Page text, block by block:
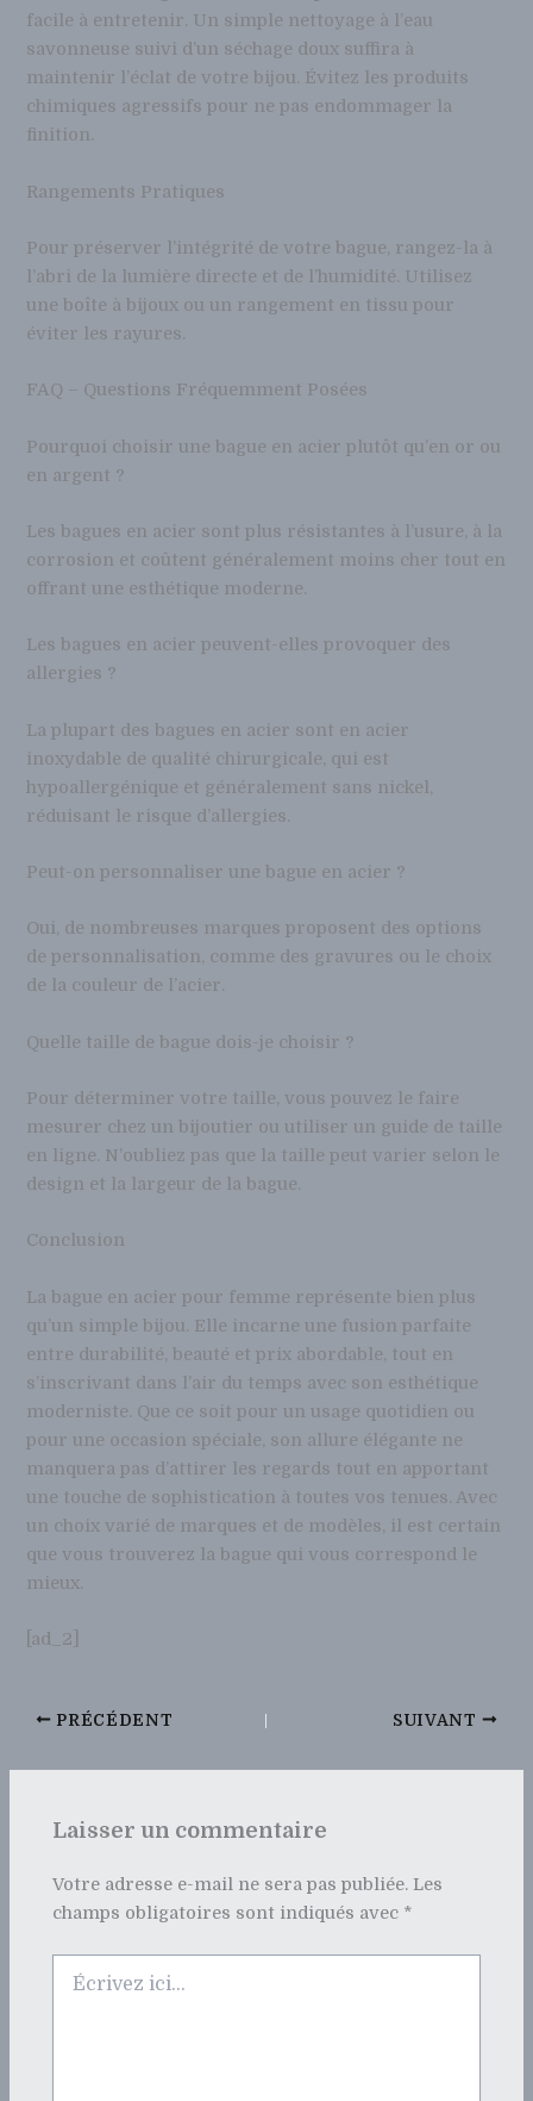
facile à entretenir. Un simple nettoyage à l’eau
savonneuse suivi d’un séchage doux suffira à
maintenir l’éclat de votre bijou. Évitez les produits
chimiques agressifs pour ne pas endommager la
finition.
Rangements Pratiques
Pour préserver l’intégrité de votre bague, rangez-la à
l’abri de la lumière directe et de l’humidité. Utilisez
une boîte à bijoux ou un rangement en tissu pour
éviter les rayures.
FAQ – Questions Fréquemment Posées
Pourquoi choisir une bague en acier plutôt qu’en or ou
en argent ?
Les bagues en acier sont plus résistantes à l’usure, à la
corrosion et coûtent généralement moins cher tout en
offrant une esthétique moderne.
Les bagues en acier peuvent-elles provoquer des
allergies ?
La plupart des bagues en acier sont en acier
inoxydable de qualité chirurgicale, qui est
hypoallergénique et généralement sans nickel,
réduisant le risque d’allergies.
Peut-on personnaliser une bague en acier ?
Oui, de nombreuses marques proposent des options
de personnalisation, comme des gravures ou le choix
de la couleur de l’acier.
Quelle taille de bague dois-je choisir ?
Pour déterminer votre taille, vous pouvez le faire
mesurer chez un bijoutier ou utiliser un guide de taille
en ligne. N’oubliez pas que la taille peut varier selon le
design et la largeur de la bague.
Conclusion
La bague en acier pour femme représente bien plus
qu’un simple bijou. Elle incarne une fusion parfaite
entre durabilité, beauté et prix abordable, tout en
s’inscrivant dans l’air du temps avec son esthétique
moderniste. Que ce soit pour un usage quotidien ou
pour une occasion spéciale, son allure élégante ne
manquera pas d’attirer les regards tout en apportant
une touche de sophistication à toutes vos tenues. Avec
un choix varié de marques et de modèles, il est certain
que vous trouverez la bague qui vous correspond le
mieux.
[ad_2]
PRÉCÉDENT SUIVANT
Laisser un commentaire
Votre adresse e-mail ne sera pas publiée. Les
champs obligatoires sont indiqués avec *
ici…